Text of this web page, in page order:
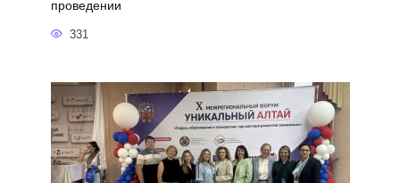
проведении
331